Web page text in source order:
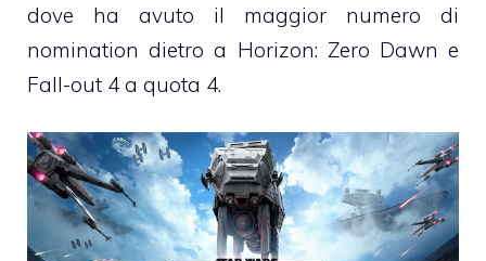
dove ha avuto il maggior numero di
nomination dietro a Horizon: Zero Dawn e
Fall-out 4 a quota 4.